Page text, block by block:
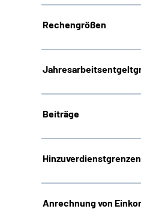
Rechengrößen
Beiträge
Hinzuverdienstgrenzen
Anrechnung von